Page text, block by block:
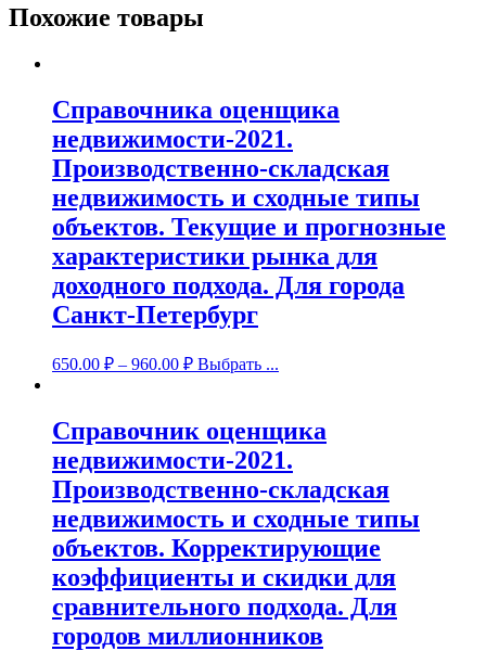
Похожие товары
Справочника оценщика
недвижимости-2021.
Производственно-складская
недвижимость и сходные типы
объектов. Текущие и прогнозные
характеристики рынка для
доходного подхода. Для города
Санкт-Петербург
650.00 ₽ – 960.00 ₽ Выбрать ...
Справочник оценщика
недвижимости-2021.
Производственно-складская
недвижимость и сходные типы
объектов. Корректирующие
коэффициенты и скидки для
сравнительного подхода. Для
городов миллионников